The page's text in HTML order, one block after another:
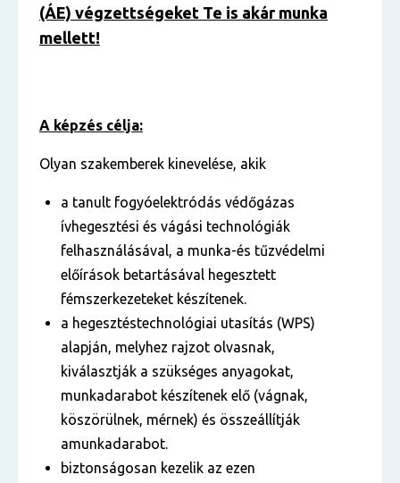
(ÁE) végzettségeket Te is akár munka
mellett!
A képzés célja:
Olyan szakemberek kinevelése, akik
a tanult fogyóelektródás védőgázas
ívhegesztési és vágási technológiák
felhasználásával, a munka-és tűzvédelmi
előírások betartásával hegesztett
fémszerkezeteket készítenek.
a hegesztéstechnológiai utasítás (WPS)
alapján, melyhez rajzot olvasnak,
kiválasztják a szükséges anyagokat,
munkadarabot készítenek elő (vágnak,
köszörülnek, mérnek) és összeállítják
amunkadarabot.
biztonságosan kezelik az ezen